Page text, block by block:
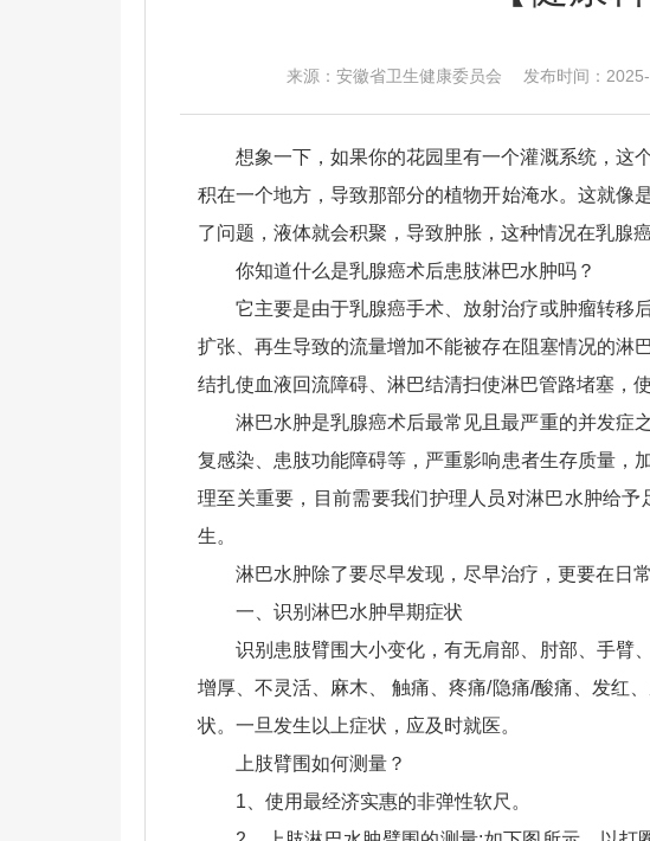
来源：安徽省卫生健康委员会 发布时间：
想象一下，如果你的花园里有一个灌溉系统，这
积在一个地方，导致那部分的植物开始淹水。这就像
了问题，液体就会积聚，导致肿胀，这种情况在乳腺
你知道什么是乳腺癌术后患肢淋巴水肿吗？
它主要是由于乳腺癌手术、放射治疗或肿瘤转移
扩张、再生导致的流量增加不能被存在阻塞情况的淋
结扎使血液回流障碍、淋巴结清扫使淋巴管路堵塞，
淋巴水肿是乳腺癌术后最常见且最严重的并发症
复感染、患肢功能障碍等，严重影响患者生存质量，
理至关重要，目前需要我们护理人员对淋巴水肿给
生。
淋巴水肿除了要尽早发现，尽早治疗，更要在日
一、识别淋巴水肿早期症状
识别患肢臂围大小变化，有无肩部、肘部、手臂
增厚、不灵活、麻木、 触痛、疼痛/隐痛/酸痛、发红
状。一旦发生以上症状，应及时就医。
上肢臂围如何测量？
1、使用最经济实惠的非弹性软尺。